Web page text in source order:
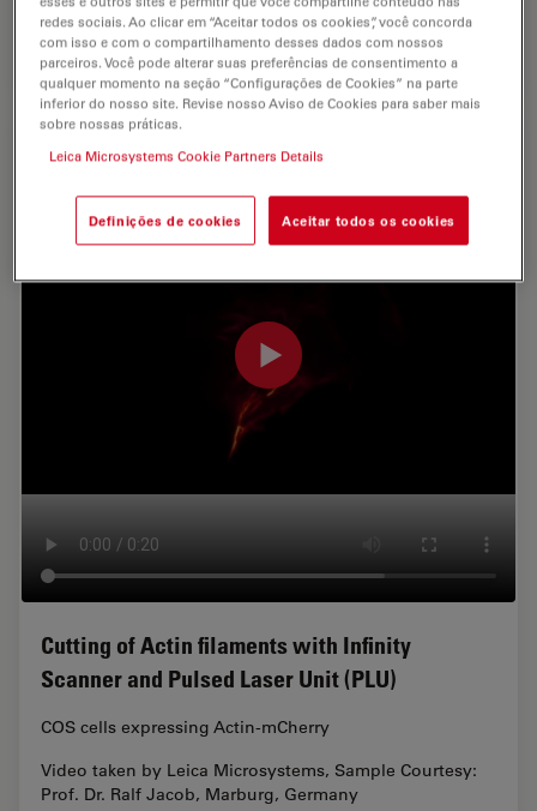
Video taken by Leica Microsystems
Cutting of Actin filaments with Infinity
Scanner and Pulsed Laser Unit (PLU)
COS cells expressing Actin-mCherry
Video taken by Leica Microsystems, Sample Courtesy:
Prof. Dr. Ralf Jacob, Marburg, Germany
redes sociais. Ao clicar em “Aceitar todos os cookies”, você concorda
com isso e com o compartilhamento desses dados com nossos
parceiros. Você pode alterar suas preferências de consentimento a
qualquer momento na seção “Configurações de Cookies” na parte
inferior do nosso site. Revise nosso Aviso de Cookies para saber mais
sobre nossas práticas.
Leica Microsystems Cookie Partners Details
Definições de cookies Aceitar todos os cookies